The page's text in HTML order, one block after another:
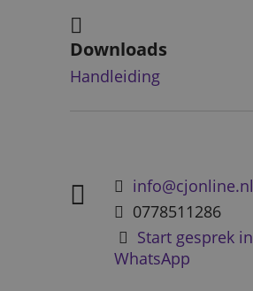
Downloads
Handleiding
info@cjonline.nl
0778511286
Start gesprek in
WhatsApp